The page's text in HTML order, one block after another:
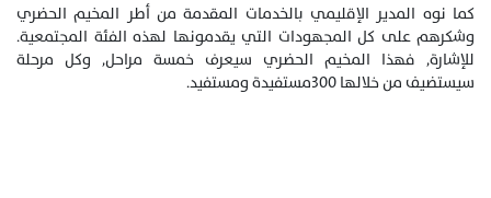
كما نوه المدير الإقليمي بالخدمات المقدمة من أطر المخيم الحضري
وشكرهم على كل المجهودات التي يقدمونها لهذه الفئة المجتمعية.
للإشارة, فهذا المخيم الحضري سيعرف خمسة مراحل, وكل مرحلة
سيستضيف من خلالها 300مستفيدة ومستفيد.